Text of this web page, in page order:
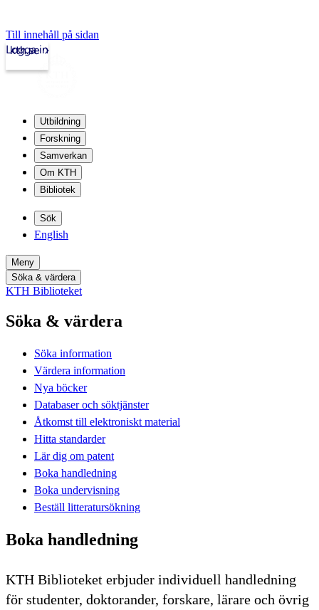
Till innehåll på sidan
kth.se
Logga in
Utbildning
Forskning
Samverkan
Om KTH
Bibliotek
Sök
English
Meny
Söka & värdera
KTH Biblioteket
Söka & värdera
Söka information
Värdera information
Nya böcker
Databaser och söktjänster
Åtkomst till elektroniskt material
Hitta standarder
Lär dig om patent
Boka handledning
Boka undervisning
Beställ litteratursökning
Boka handledning
KTH Biblioteket erbjuder individuell handledning
för studenter, doktorander, forskare, lärare och övrig